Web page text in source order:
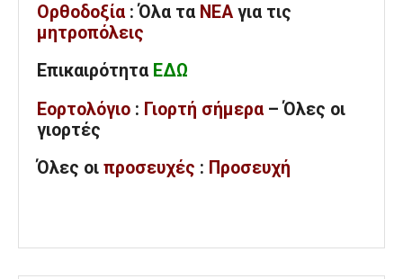
Ορθοδοξία : Όλα τα ΝΕΑ για τις
μητροπόλεις
Επικαιρότητα ΕΔΩ
Εορτολόγιο : Γιορτή σήμερα – Όλες οι
γιορτές
Όλες οι προσευχές : Προσευχή